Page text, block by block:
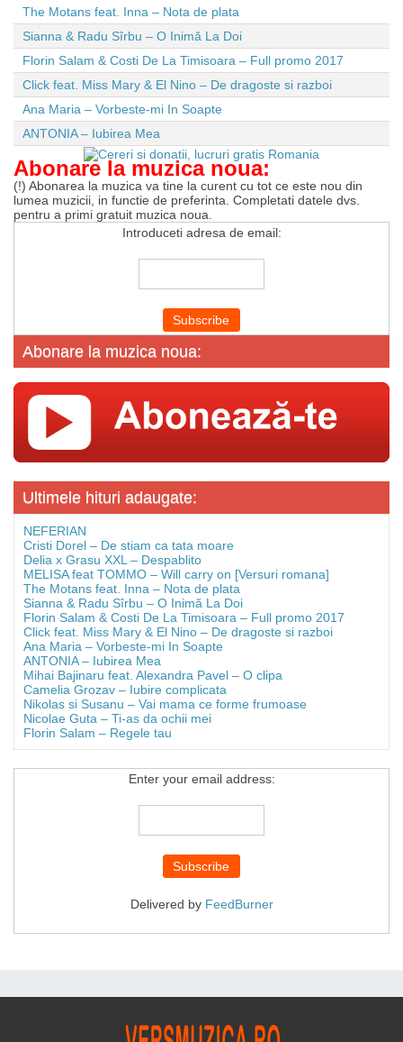
The Motans feat. Inna – Nota de plata
Sianna & Radu Sîrbu – O Inimă La Doi
Florin Salam & Costi De La Timisoara – Full promo 2017
Click feat. Miss Mary & El Nino – De dragoste si razboi
Ana Maria – Vorbeste-mi In Soapte
ANTONIA – Iubirea Mea
Abonare la muzica noua:
(!) Abonarea la muzica va tine la curent cu tot ce este nou din
lumea muzicii, in functie de preferinta. Completati datele dvs.
pentru a primi gratuit muzica noua.
Introduceti adresa de email:
Abonare la muzica noua:
Ultimele hituri adaugate:
NEFERIAN
Cristi Dorel – De stiam ca tata moare
Delia x Grasu XXL – Despablito
MELISA feat TOMMO – Will carry on [Versuri romana]
The Motans feat. Inna – Nota de plata
Sianna & Radu Sîrbu – O Inimă La Doi
Florin Salam & Costi De La Timisoara – Full promo 2017
Click feat. Miss Mary & El Nino – De dragoste si razboi
Ana Maria – Vorbeste-mi In Soapte
ANTONIA – Iubirea Mea
Mihai Bajinaru feat. Alexandra Pavel – O clipa
Camelia Grozav – Iubire complicata
Nikolas si Susanu – Vai mama ce forme frumoase
Nicolae Guta – Ti-as da ochii mei
Florin Salam – Regele tau
Enter your email address:
Delivered by FeedBurner